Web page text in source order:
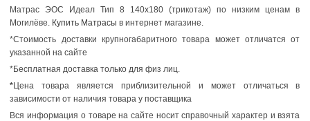
Матрас ЭОС Идеал Тип 8 140x180 (трикотаж) по низким ценам в
Могилёве. Купить Матрасы в интернет магазине.
*Стоимость доставки крупногабаритного товара может отличатся от
указанной на сайте
*Бесплатная доставка только для физ лиц.
*Цена товара является приблизительной и может отличаться в
зависимости от наличия товара у поставщика
Вся информация о товаре на сайте носит справочный характер и взята